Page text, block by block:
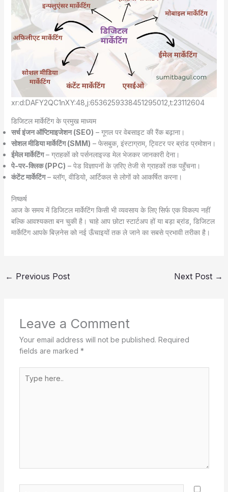
xr:d:DAFY2QC1nXY:48,j:6536259338451295012,t:23112604
डिजिटल मार्केटिंग के प्रमुख माध्यम
सर्च इंजन ऑप्टिमाइजेशन (SEO) – गूगल पर वेबसाइट की रैंक बढ़ाना।
सोशल मीडिया मार्केटिंग (SMM) – फेसबुक, इंस्टाग्राम, ट्विटर पर ब्रांड प्रमोशन।
ईमेल मार्केटिंग– ग्राहकों को पर्सनलाइज्ड मेल भेजकर जानकारी देना।
पे-पर-क्लिक (PPC) – पेड विज्ञापनों के ज़रिए तेजी से ग्राहकों तक पहुँचना।
कंटेंट मार्केटिंग– ब्लॉग, वीडियो, आर्टिकल से लोगों को आकर्षित करना।
निष्कर्ष
आज के समय में डिजिटल मार्केटिंग किसी भी व्यवसाय के लिए सिर्फ एक विकल्प नहीं
बल्कि आवश्यकता बन चुकी है। चाहे आप छोटा स्टार्टअप हों या बड़ा ब्रांड, डिजिटल
मार्केटिंग आपके बिज़नेस को नई ऊँचाइयों तक ले जाने का सबसे प्रभावी तरीका है।
← Previous Post Next Post →
Leave a Comment
Your email address will not be published. Required
fields are marked *
here..